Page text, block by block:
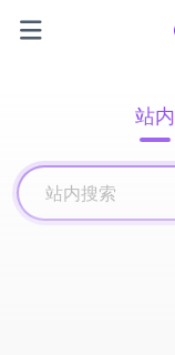
站内